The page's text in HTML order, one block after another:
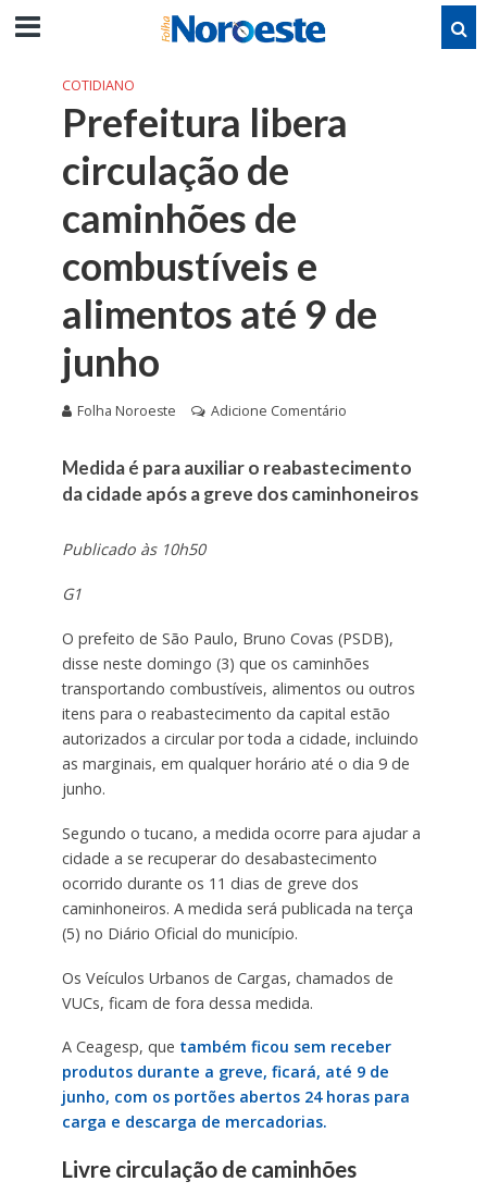
COTIDIANO
Prefeitura libera
circulação de
caminhões de
combustíveis e
alimentos até 9 de
junho
Folha Noroeste Adicione Comentário
Medida é para auxiliar o reabastecimento
da cidade após a greve dos caminhoneiros
Publicado às 10h50
G1
O prefeito de São Paulo, Bruno Covas (PSDB),
disse neste domingo (3) que os caminhões
transportando combustíveis, alimentos ou outros
itens para o reabastecimento da capital estão
autorizados a circular por toda a cidade, incluindo
as marginais, em qualquer horário até o dia 9 de
junho.
Segundo o tucano, a medida ocorre para ajudar a
cidade a se recuperar do desabastecimento
ocorrido durante os 11 dias de greve dos
caminhoneiros. A medida será publicada na terça
(5) no Diário Oficial do município.
Os Veículos Urbanos de Cargas, chamados de
VUCs, ficam de fora dessa medida.
A Ceagesp, que também ficou sem receber
produtos durante a greve, ficará, até 9 de
junho, com os portões abertos 24 horas para
carga e descarga de mercadorias.
Livre circulação de caminhões